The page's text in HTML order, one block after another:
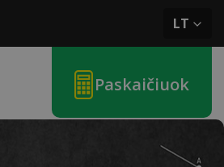
LT
Paskaičiuok